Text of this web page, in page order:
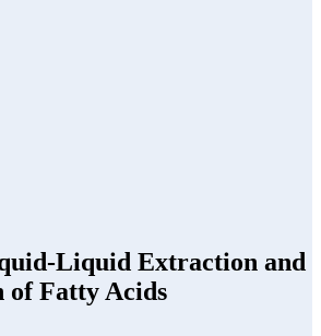
Liquid Extraction and
of Fatty Acids